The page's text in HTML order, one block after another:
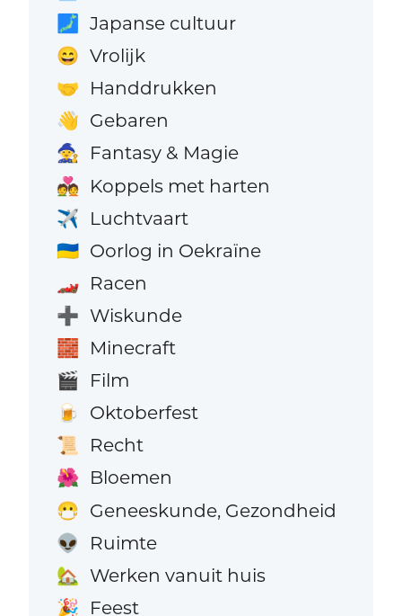
🗾 Japanse cultuur
😄 Vrolijk
🤝 Handdrukken
👋 Gebaren
🧙 Fantasy & Magie
💑 Koppels met harten
✈️ Luchtvaart
🇺🇦 Oorlog in Oekraïne
🏎️ Racen
➕ Wiskunde
🧱 Minecraft
🎬 Film
🍺 Oktoberfest
📜 Recht
🌺 Bloemen
😷 Geneeskunde, Gezondheid
👽 Ruimte
🏡 Werken vanuit huis
🎉 Feest